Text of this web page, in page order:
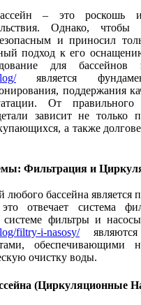
– это роскошь
Однако, чтобы
и приносил
подход к его
для
является
поддержания
От
зависит не только
а также
Фильтрация и
любого бассейна является
отвечает система
фильтры и
filtry-i-nasosy/являются
обеспечивающими
очистку воды.
(Циркуляционные